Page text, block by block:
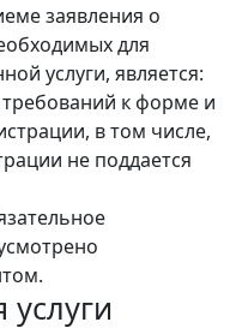
заявления о
для
услуги, является:
к форме и
в том числе,
не поддается
услуги